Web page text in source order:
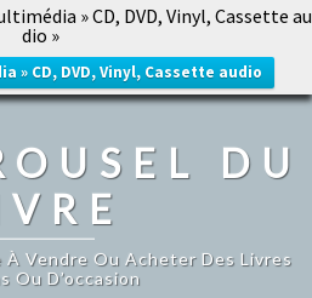
» CD, DVD, Vinyl, Cassette au
dio »
» CD, DVD, Vinyl, Cassette audio
DU
Vendre Ou Acheter Des Livres
Ou D’occasion